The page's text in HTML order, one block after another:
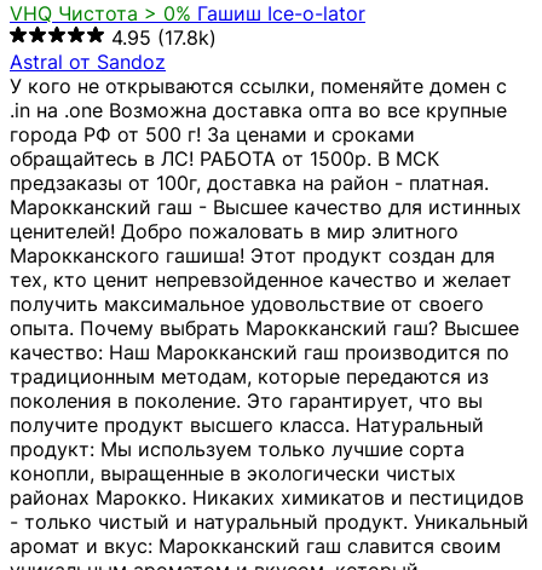
VHQ Чистота > 0% Гашиш Ice-o-lator
4.95 (17.8k)
Astral от Sandoz
У кого не открываются ссылки, поменяйте домен с
.in на .one Возможна доставка опта во все крупные
города РФ от 500 г! За ценами и сроками
обращайтесь в ЛС! РАБОТА от 1500р. В МСК
предзаказы от 100г, доставка на район - платная.
Марокканский гаш - Высшее качество для истинных
ценителей! Добро пожаловать в мир элитного
Марокканского гашиша! Этот продукт создан для
тех, кто ценит непревзойденное качество и желает
получить максимальное удовольствие от своего
опыта. Почему выбрать Марокканский гаш? Высшее
качество: Наш Марокканский гаш производится по
традиционным методам, которые передаются из
поколения в поколение. Это гарантирует, что вы
получите продукт высшего класса. Натуральный
продукт: Мы используем только лучшие сорта
конопли, выращенные в экологически чистых
районах Марокко. Никаких химикатов и пестицидов
- только чистый и натуральный продукт. Уникальный
аромат и вкус: Марокканский гаш славится своим